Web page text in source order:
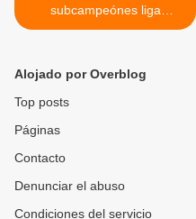
subcampeónes liga
autonómica. Todo un éxito.
Alojado por Overblog
Top posts
Páginas
Contacto
Denunciar el abuso
Condiciones del servicio